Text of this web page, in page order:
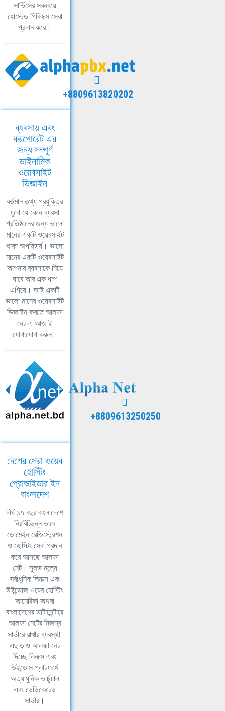
সার্ভিসের সবন্বয়ে
হোস্টেড পিবিএক্স সেবা
প্রদান করে।
+8809613820202
ব্যবসায় এবং
করপোরেট এর
জন্য সম্পূর্ণ
ডাইনামিক
ওয়েবসাইট
ডিজাইন
বর্তমান তথ্য প্রযুক্তির
যুগে যে কোন ব্যবসা
প্রতিষ্ঠানের জন্য ভালো
মানের একটি ওয়েবসাইট
থাকা অপরিহার্য। ভালো
মানের একটি ওয়েবসাইট
আপনার ব্যবসাকে নিয়ে
যাবে আর এক ধাপ
এগিয়ে। তাই একটি
ভালো মানের ওয়েবসাইট
ডিজাইন করতে আলফা
নেট এ আজ ই
যোগাযোগ করুন।
+8809613250250
দেশের সেরা ওয়েব
হোস্টিং
প্রোভাইডার ইন
বাংলাদেশ
দীর্ঘ ১৭ বছর বাংলাদেশে
নিরবিচ্ছিন্ন ভাবে
ডোমেইন রেজিস্ট্রেশন
ও হোস্টিং সেবা প্রদান
করে আসছে আলফা
নেট। সুলভ মূল্যে
সর্বাধুনিক লিনাক্স এবং
উইন্ডোজ ওয়েব হোস্টিং
আমেরিকা অথবা
বাংলাদেশের ডাটাসেন্টারে
আলফা নেটের নিজস্ব
সার্ভারে রাখার ব্যবস্থা,
এছাড়াও আলফা নেট
দিচ্ছে লিনাক্স এবং
উইন্ডোস প্লাটফর্মে
অত্যাধুনিক ভার্চুয়াল
এবং ডেডিকেটেড
সার্ভার।